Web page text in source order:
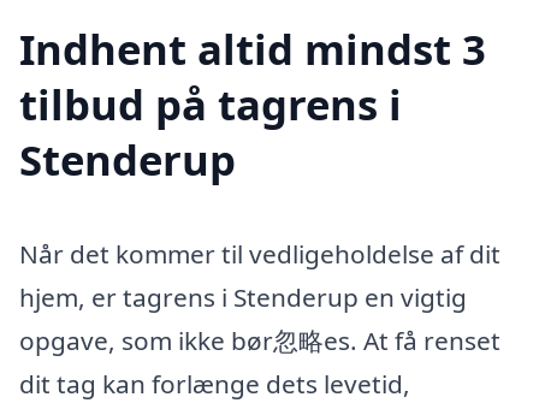
Indhent altid mindst 3
tilbud på tagrens i
Stenderup
Når det kommer til vedligeholdelse af dit
hjem, er tagrens i Stenderup en vigtig
opgave, som ikke bør忽略es. At få renset
dit tag kan forlænge dets levetid,